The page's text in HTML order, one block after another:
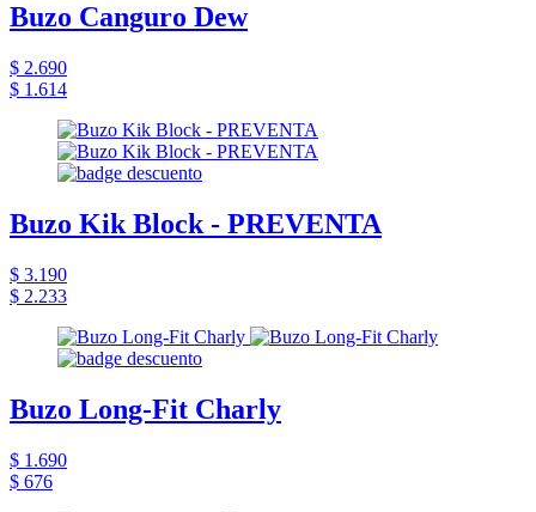
Buzo Canguro Dew
$ 2.690
$ 1.614
Buzo Kik Block - PREVENTA
$ 3.190
$ 2.233
Buzo Long-Fit Charly
$ 1.690
$ 676